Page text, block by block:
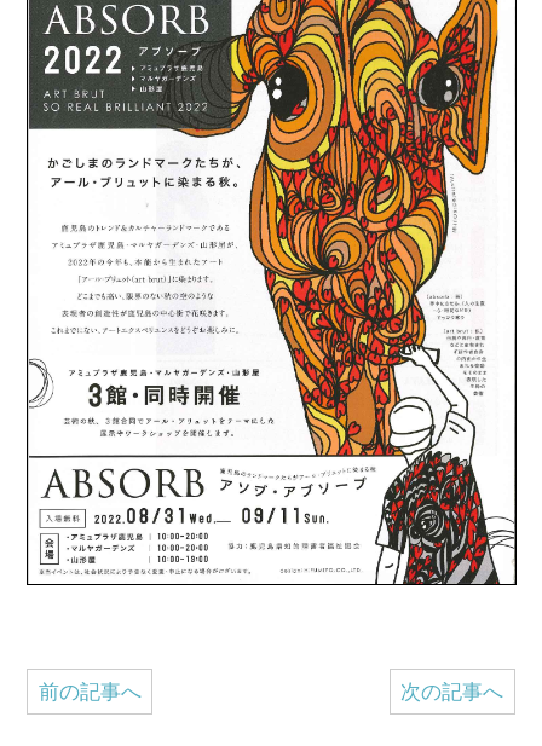
前の記事へ 次の記事へ